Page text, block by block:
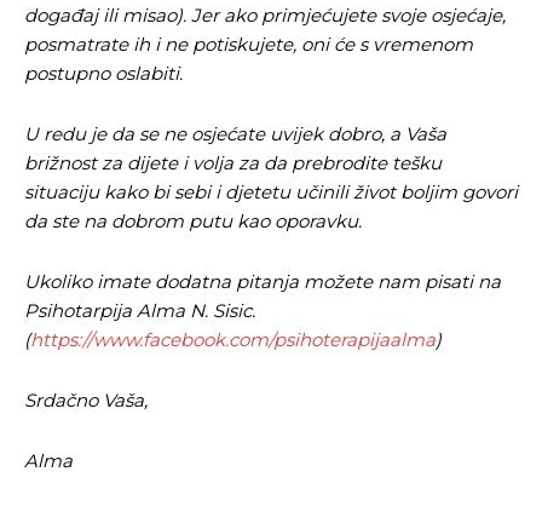
događaj ili misao). Jer ako primjećujete svoje osjećaje,
posmatrate ih i ne potiskujete, oni će s vremenom
postupno oslabiti.
U redu je da se ne osjećate uvijek dobro, a Vaša
brižnost za dijete i volja za da prebrodite tešku
situaciju kako bi sebi i djetetu učinili život boljim govori
da ste na dobrom putu kao oporavku.
Ukoliko imate dodatna pitanja možete nam pisati na
Psihotarpija Alma N. Sisic.
(https://www.facebook.com/psihoterapijaalma)
Srdačno Vaša,
Alma